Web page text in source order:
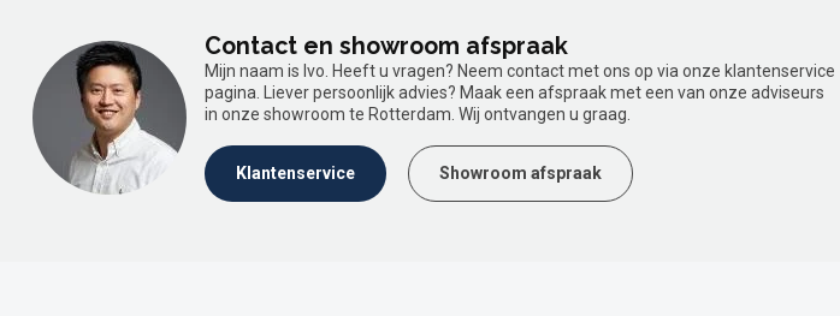
Contact en showroom afspraak
Mijn naam is Ivo. Heeft u vragen? Neem contact met ons op via onze klantenservice
pagina. Liever persoonlijk advies? Maak een afspraak met een van onze adviseurs
in onze showroom te Rotterdam. Wij ontvangen u graag.
Klantenservice Showroom afspraak